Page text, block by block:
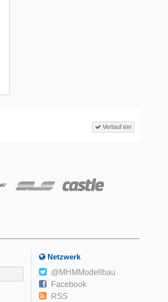
Verlauf ein
Netzwerk
@MHMModellbau
Facebook
RSS